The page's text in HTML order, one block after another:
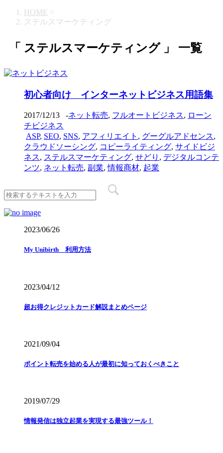
HOME >
ステルスマーケティング
「 ステルスマーケティング 」 一覧
初心者向け インターネットビジネス用語集
2017/12/13 -ネット転売, フルオートビジネス, ローン
チビジネス
ASP, SEO, SNS, アフィリエイト , グーグルアドセンス,
クラウドソーシング, コピーライティング, サイドビジ
ネス, ステルスマーケティング, せどり , デジタルコンテ
ンツ, ネット転売, 副業,情報商材, 起業
2023/06/26
My Unibirth 利用方法
2023/04/12
超お得クレジットカード解説まとめページ
2021/09/04
ポイント転売を始める人が最初に知っておくべきこと
2019/07/29
情報発信は独立起業を実現する最強ツール！